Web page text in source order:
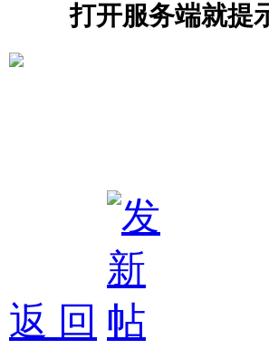
打开服务端就提
返 回